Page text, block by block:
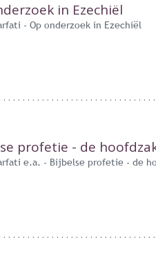
in Ezechiël
- Op onderzoek in Ezechiël
profetie - de
e.a. - Bijbelse profetie - de